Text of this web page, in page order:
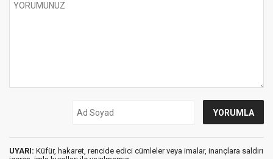
UYARI: Küfür, hakaret, rencide edici cümleler veya imalar, inançlara saldırı